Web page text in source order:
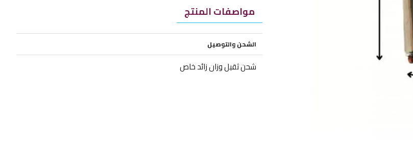
مواصفات المنتج
الشحن والتوصيل
شحن ثقيل وزان زائد خاص